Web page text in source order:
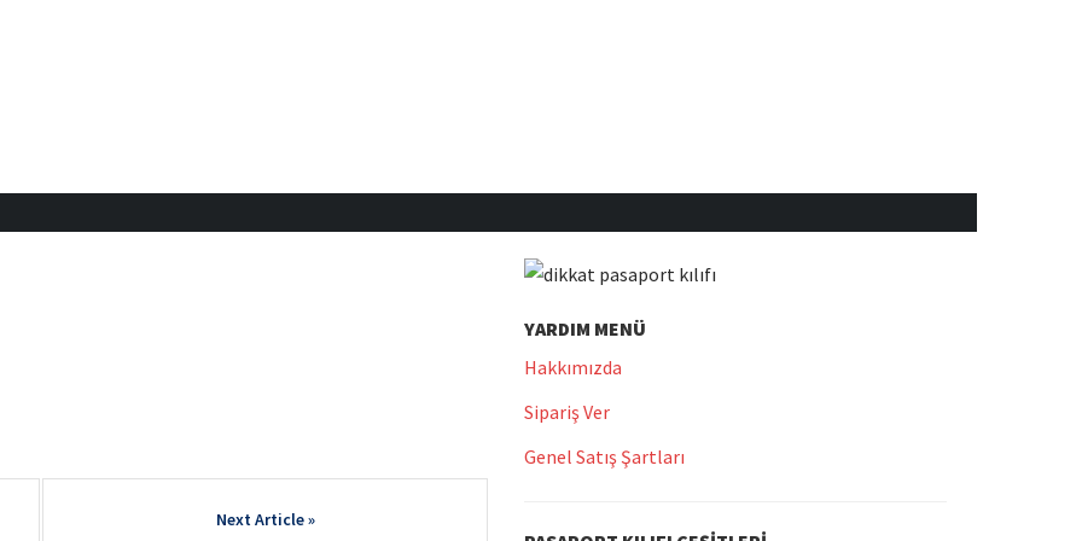
YARDIM MENÜ
Hakkımızda
Sipariş Ver
Genel Satış Şartları